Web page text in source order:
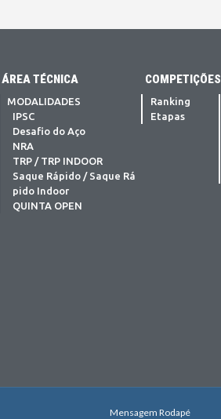
ÁREA TÉCNICA
MODALIDADES
IPSC
Desafio do Aço
NRA
TRP / TRP INDOOR
Saque Rápido / Saque Rá
pido Indoor
QUINTA OPEN
COMPETIÇÕES
Ranking
Etapas
Mensagem Rodapé